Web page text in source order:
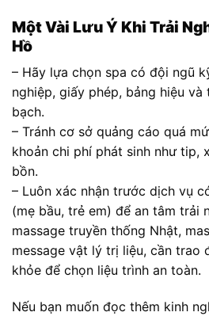
Một Vài Lưu Ý Khi Trải
Hồ
– Hãy lựa chọn spa có đội ngũ
nghiệp, giấy phép, bảng hiệu
bạch.
– Tránh cơ sở quảng cáo quá
khoản chi phí phát sinh như tip,
bồn.
– Luôn xác nhận trước dịch vụ
(mẹ bầu, trẻ em) để an tâm trải
massage truyền thống Nhật,
message vật lý trị liệu, cần trao
khỏe để chọn liệu trình an toàn.
Nếu bạn muốn đọc thêm kinh